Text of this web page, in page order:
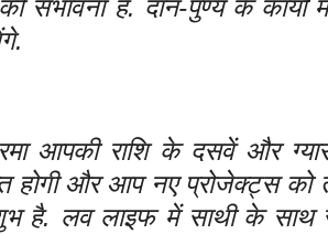
संभावना है. दान-पुण्य के कार्यों
आपकी राशि के दसवें और
होगी और आप नए प्रोजेक्ट्स को
लव लाइफ में साथी के साथ